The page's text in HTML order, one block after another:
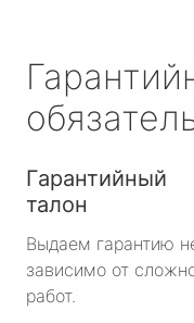
Гарантийный
талон
Выдаем гарантию
зависимо от
работ.